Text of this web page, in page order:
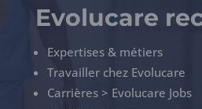
Evolucare
Expertises & métiers
Travailler chez Evolucare
Carrières > Evolucare Jobs